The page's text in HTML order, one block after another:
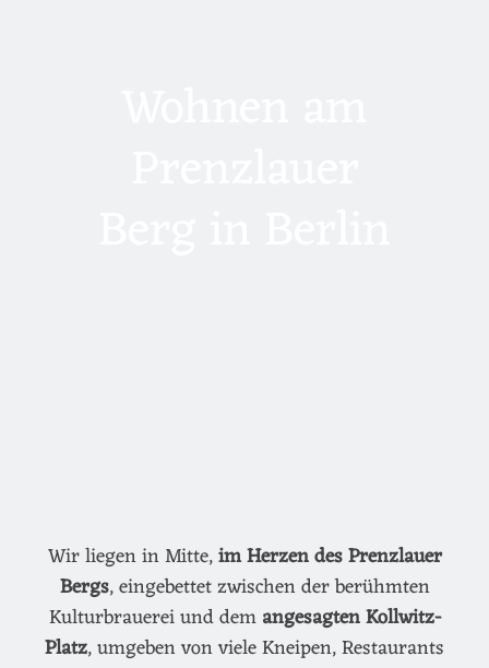
Wir liegen in Mitte,im Herzen des Prenzlauer
Bergs, eingebettet zwischen der berühmten
Kulturbrauerei und demangesagten Kollwitz-
Platz, umgeben von viele Kneipen, Restaurants